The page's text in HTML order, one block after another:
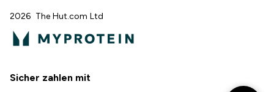
2026 The Hut.com Ltd
Sicher zahlen mit